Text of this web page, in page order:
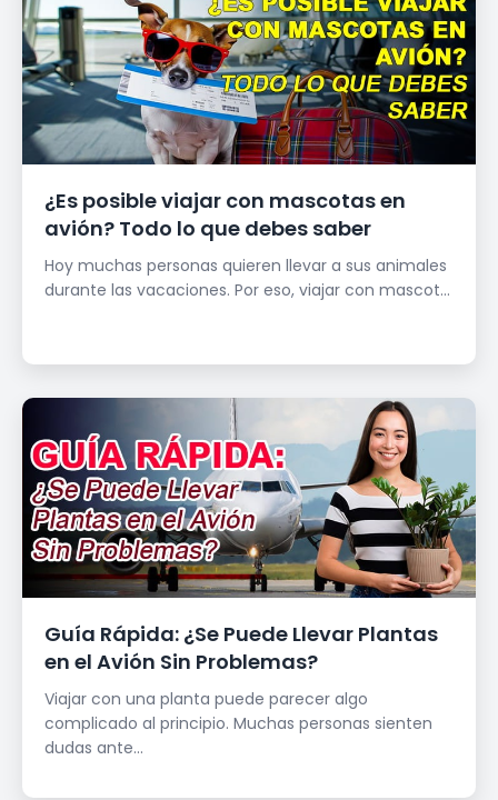
¿Es posible viajar con mascotas en
avión? Todo lo que debes saber
Hoy muchas personas quieren llevar a sus animales
durante las vacaciones. Por eso, viajar con mascot...
Guía Rápida: ¿Se Puede Llevar Plantas
en el Avión Sin Problemas?
Viajar con una planta puede parecer algo
complicado al principio. Muchas personas sienten
dudas ante...